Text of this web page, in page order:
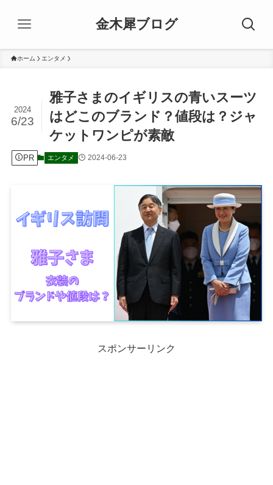
金木犀ブログ
ホーム エンタメ
雅子さまのイギリスの青いスーツ
はどこのブランド？値段は？ジャ
ケットワンピが素敵
2024
6/23
PR エンタメ 2024-06-23
スポンサーリンク